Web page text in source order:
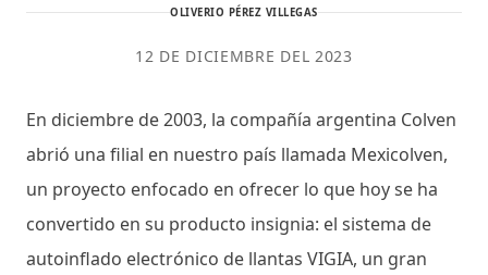
OLIVERIO PÉREZ VILLEGAS
12 DE DICIEMBRE DEL 2023
En diciembre de 2003, la compañía argentina Colven
abrió una filial en nuestro país llamada Mexicolven,
un proyecto enfocado en ofrecer lo que hoy se ha
convertido en su producto insignia: el sistema de
autoinflado electrónico de llantas VIGIA, un gran